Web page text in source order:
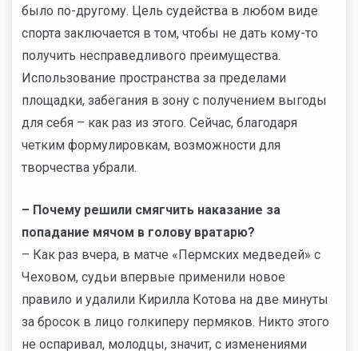
было по-другому. Цель судейства в любом виде
спорта заключается в том, чтобы не дать кому-то
получить несправедливого преимущества.
Использование пространства за пределами
площадки, забегания в зону с получением выгоды
для себя – как раз из этого. Сейчас, благодаря
четким формулировкам, возможности для
творчества убрали.
– Почему решили смягчить наказание за
попадание мячом в голову вратарю?
– Как раз вчера, в матче «Пермских медведей» с
Чеховом, судьи впервые применили новое
правило и удалили Кирилла Котова на две минуты
за бросок в лицо голкиперу пермяков. Никто этого
не оспаривал, молодцы, значит, с изменениями